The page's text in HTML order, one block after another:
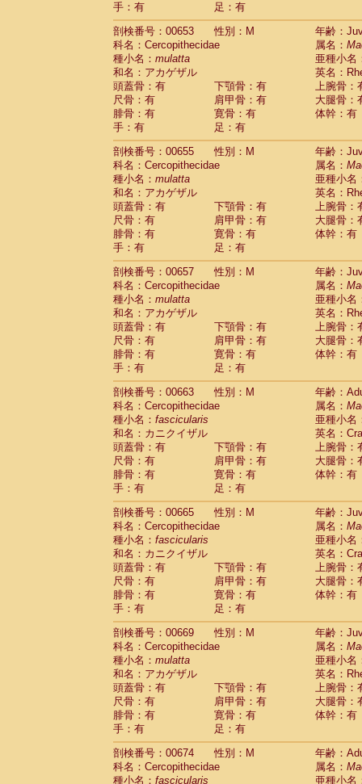
手：有
足：有
剖検番号：00653
性別：M
年齢：
科名：Cercopithecidae
属名：
種小名： mulatta
亜種小名
和名：アカゲザル
英名：
頭蓋骨：有
下顎骨：有
上腕骨：
尺骨：有
肩甲骨：有
大腿骨：
腓骨：有
寛骨：有
体幹：有
手：有
足：有
剖検番号：00655
性別：M
年齢：
科名：Cercopithecidae
属名：
種小名： mulatta
亜種小名
和名：アカゲザル
英名：
頭蓋骨：有
下顎骨：有
上腕骨：
尺骨：有
肩甲骨：有
大腿骨：
腓骨：有
寛骨：有
体幹：有
手：有
足：有
剖検番号：00657
性別：M
年齢：
科名：Cercopithecidae
属名：
種小名： mulatta
亜種小名
和名：アカゲザル
英名：
頭蓋骨：有
下顎骨：有
上腕骨：
尺骨：有
肩甲骨：有
大腿骨：
腓骨：有
寛骨：有
体幹：有
手：有
足：有
剖検番号：00663
性別：M
年齢：
科名：Cercopithecidae
属名：
種小名： fascicularis
亜種小名
和名：カニクイザル
英名：
頭蓋骨：有
下顎骨：有
上腕骨：
尺骨：有
肩甲骨：有
大腿骨：
腓骨：有
寛骨：有
体幹：有
手：有
足：有
剖検番号：00665
性別：M
年齢：
科名：Cercopithecidae
属名：
種小名： fascicularis
亜種小名
和名：カニクイザル
英名：
頭蓋骨：有
下顎骨：有
上腕骨：
尺骨：有
肩甲骨：有
大腿骨：
腓骨：有
寛骨：有
体幹：有
手：有
足：有
剖検番号：00669
性別：M
年齢：
科名：Cercopithecidae
属名：
種小名： mulatta
亜種小名
和名：アカゲザル
英名：
頭蓋骨：有
下顎骨：有
上腕骨：
尺骨：有
肩甲骨：有
大腿骨：
腓骨：有
寛骨：有
体幹：有
手：有
足：有
剖検番号：00674
性別：M
年齢：
科名：Cercopithecidae
属名：
種小名： fascicularis 亜種小名